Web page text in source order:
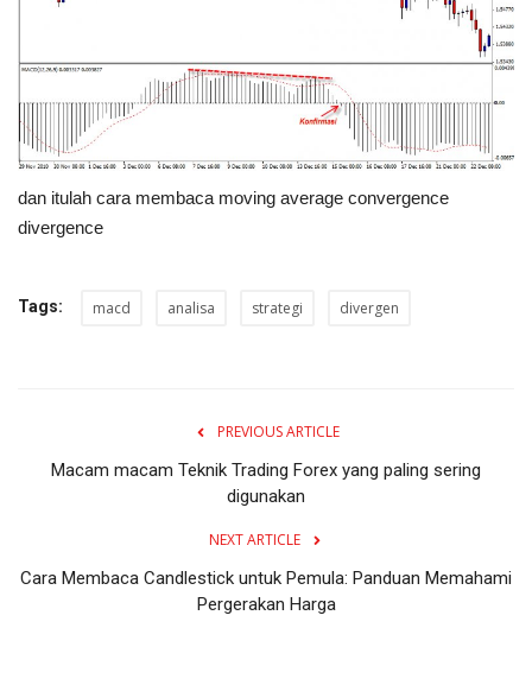
dan itulah cara membaca moving average convergence
divergence
Tags: macd analisa strategi divergen
PREVIOUS ARTICLE
Macam macam Teknik Trading Forex yang paling sering
digunakan
NEXT ARTICLE
Cara Membaca Candlestick untuk Pemula: Panduan Memahami
Pergerakan Harga